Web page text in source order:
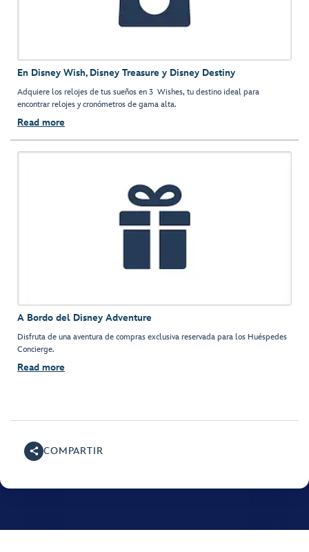
En Disney Wish, Disney Treasure y Disney Destiny
Adquiere los relojes de tus sueños en 3 Wishes, tu destino ideal para
encontrar relojes y cronómetros de gama alta.
Read more
A Bordo del Disney Adventure
Disfruta de una aventura de compras exclusiva reservada para los Huéspedes
Concierge.
Read more
COMPARTIR